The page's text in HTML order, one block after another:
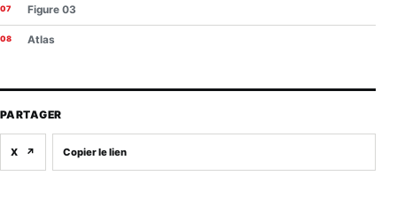
Figure 03
Atlas
PARTAGER
X ↗ Copier le lien